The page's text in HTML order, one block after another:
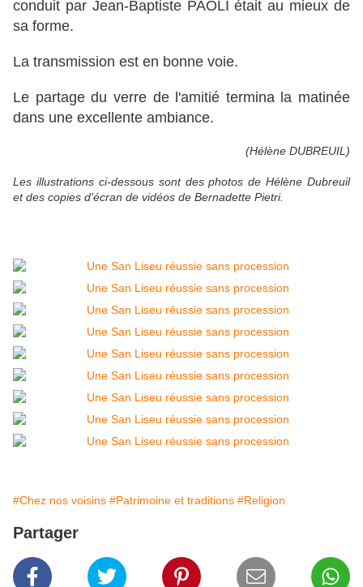
conduit par Jean-Baptiste PAOLI était au mieux de
sa forme.
La transmission est en bonne voie.
Le partage du verre de l'amitié termina la matinée
dans une excellente ambiance.
(Hélène DUBREUIL)
Les illustrations ci-dessous sont des photos de Hélène Dubreuil
et des copies d'écran de vidéos de Bernadette Pietri.
#Chez nos voisins #Patrimoine et traditions #Religion
Partager